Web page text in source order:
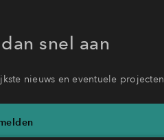
snel aan
nieuws en eventuele projecten